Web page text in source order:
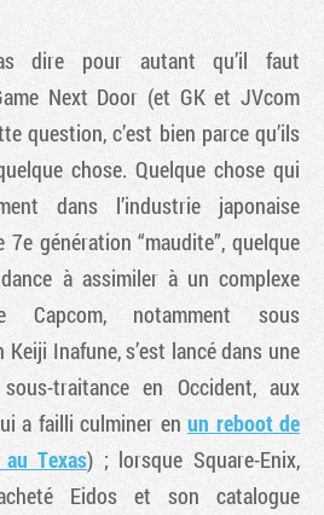
dire pour autant qu’il faut
Next Door (et GK et JVcom
question, c’est bien parce qu’ils
chose. Quelque chose qui
dans l’industrie japonaise
génération “maudite”, quelque
à assimiler à un complexe
Capcom, notamment sous
Keiji Inafune, s’est lancé dans une
traitance en Occident, aux
a failli culminer en un reboot de
Texas) ; lorsque Square-Enix,
Eidos et son catalogue